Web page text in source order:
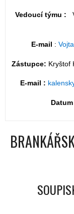
Vedoucí týmu :
E-mail :
Zástupce: Kryštof
E-mail :